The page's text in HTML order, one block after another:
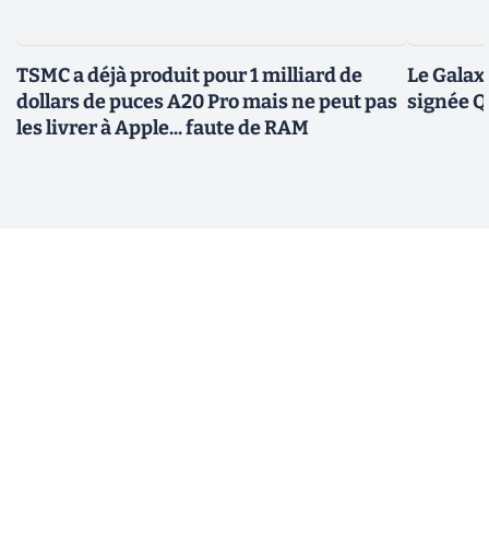
TSMC a déjà produit pour 1 milliard de
dollars de puces A20 Pro mais ne peut pas
les livrer à Apple... faute de RAM
Le
signée